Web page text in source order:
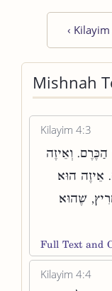
‹
Mishnah
Kilayim 4:3
וְאֵיזֶה
אֵיזֶה הוּא
שֶׁהוּא
Full Text and
Kilayim 4:4